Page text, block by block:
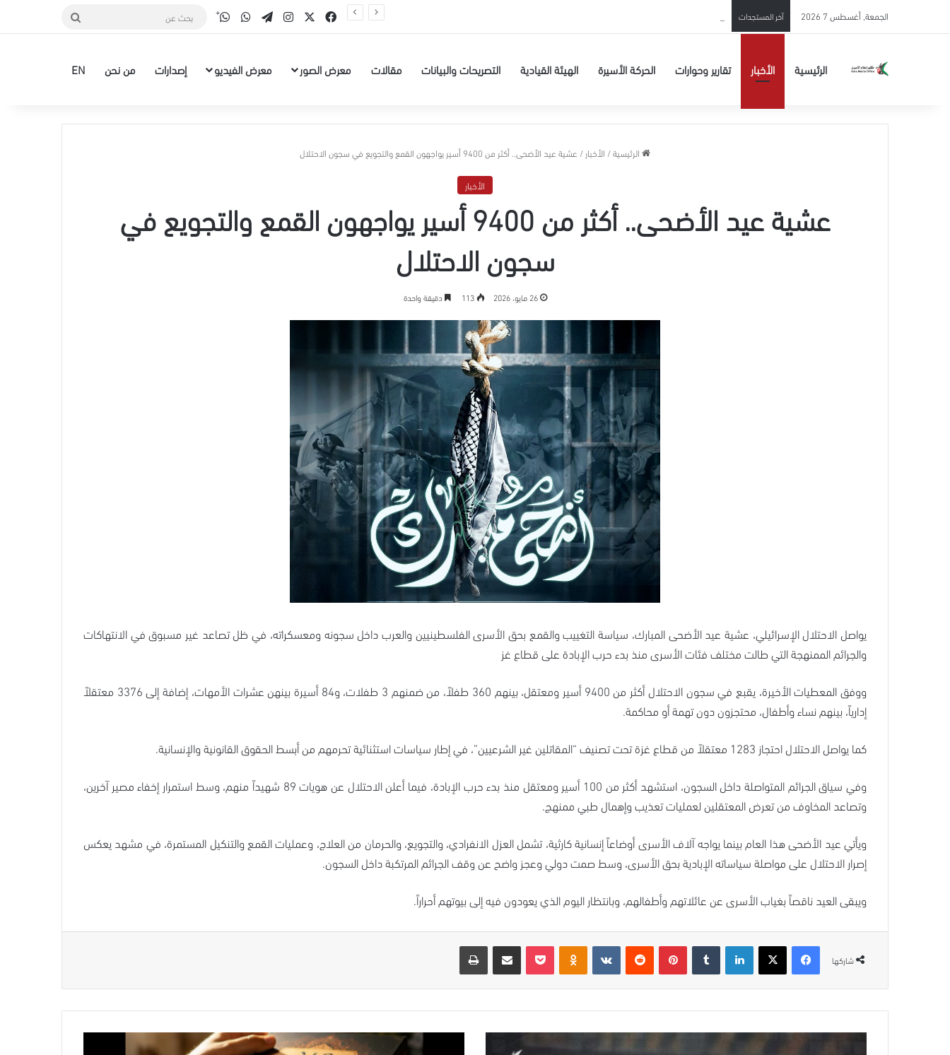
الجمعة, أغسطس 7 2026 آخر المستجدات فيسبوك انستقرام
تيلقرامواتسابقناة الواتس أب
بحث
الرئيسية الأخبار تقارير وحوارات الحركة الأسيرة الهيئة القيادية التصريحات والبيانات مقالات معرض الصور معرض الفيديو إصدارات من نحن EN
الرئيسية/ الأخبار / عشية عيد الأضحى.. أكثر من 9400 أسير يواجهون القمع والتجويع في سجون الاحتلال
الأخبار
عشية عيد الأضحى.. أكثر من 9400 أسير يواجهون القمع والتجويع في
سجون الاحتلال
26 مايو، 2026 113 دقيقة واحدة
يواصل الاحتلال الإسرائيلي، عشية عيد الأضحى المبارك، سياسة التغييب والقمع بحق الأسرى الفلسطينيين والعرب داخل سجونه ومعسكراته، في ظل تصاعد غير مسبوق في الانتهاكات
والجرائم الممنهجة التي طالت مختلف فئات الأسرى منذ بدء حرب الإبادة على قطاع غز
ووفق المعطيات الأخيرة، يقبع في سجون الاحتلال أكثر من 9400 أسير ومعتقل، بينهم 360 طفلاً، من ضمنهم 3 طفلات، و84 أسيرة بينهن عشرات الأمهات، إضافة إلى 3376 معتقلاً
إدارياً، بينهم نساء وأطفال، محتجزون دون تهمة أو محاكمة.
كما يواصل الاحتلال احتجاز 1283 معتقلاً من قطاع غزة تحت تصنيف “المقاتلين غير الشرعيين”، في إطار سياسات استثنائية تحرمهم من أبسط الحقوق القانونية والإنسانية.
وفي سياق الجرائم المتواصلة داخل السجون، استشهد أكثر من 100 أسير ومعتقل منذ بدء حرب الإبادة، فيما أعلن الاحتلال عن هويات 89 شهيداً منهم، وسط استمرار إخفاء مصير آخرين،
وتصاعد المخاوف من تعرض المعتقلين لعمليات تعذيب وإهمال طبي ممنهج.
ويأتي عيد الأضحى هذا العام بينما يواجه آلاف الأسرى أوضاعاً إنسانية كارثية، تشمل العزل الانفرادي، والتجويع، والحرمان من العلاج، وعمليات القمع والتنكيل المستمرة، في مشهد يعكس
إصرار الاحتلال على مواصلة سياساته الإبادية بحق الأسرى، وسط صمت دولي وعجز واضح عن وقف الجرائم المرتكبة داخل السجون.
ويبقى العيد ناقصاً بغياب الأسرى عن عائلاتهم وأطفالهم، وبانتظار اليوم الذي يعودون فيه إلى بيوتهم أحراراً.
شاركها
فيسبوك ‫X لينكدإن بينتيريست Odnoklassniki
‫Pocket مشاركة عبر البريد طباعة